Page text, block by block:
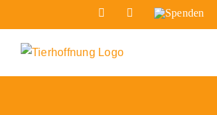
Inhalt
springen
FacebookInstagram
Spenden